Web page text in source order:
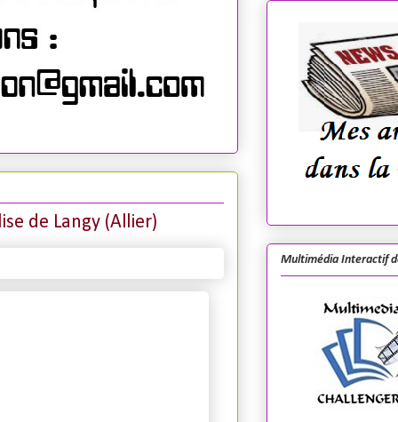
de Langy (Allier)
Multimédia Interactif